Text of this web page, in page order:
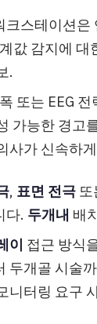
크스테이션은
값 감지에 대
.
또는 EEG
가능한 경고
사가 신속하
, 표면 전극 또
다. 두개내 배
이 접근 방식
두개골 시술
니터링 요구